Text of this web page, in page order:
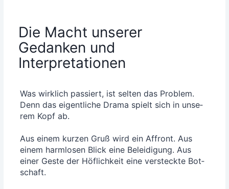
Die Macht unserer
Gedanken und
Interpretationen
Was wirk­lich pas­siert, ist sel­ten das Pro­blem.
Denn das eigent­li­che Dra­ma spielt sich in unse­
rem Kopf ab.
Aus einem kur­zen Gruß wird ein Affront. Aus
einem harm­lo­sen Blick eine Belei­di­gung. Aus
einer Ges­te der Höf­lich­keit eine ver­steck­te Bot­
schaft.